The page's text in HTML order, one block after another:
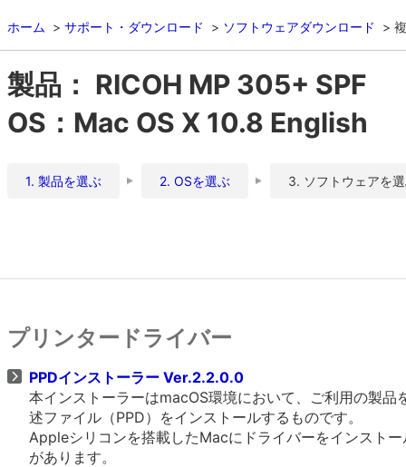
ホーム サポート・ダウンロード ソフトウェアダウンロード
製品： RICOH MP 305+ SPF
OS：Mac OS X 10.8 English
1. 製品を選ぶ 2. OSを選ぶ 3. ソフトウェアを
プリンタードライバー
PPDインストーラー Ver.2.2.0.0
本インストーラーはmacOS環境において、ご利用の製
述ファイル（PPD）をインストールするものです。
Appleシリコンを搭載したMacにドライバーをインスト
があります。